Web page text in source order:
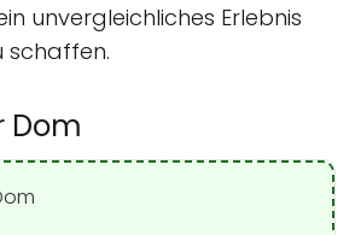
unvergleichliches Erlebnis
schaffen.
Dom